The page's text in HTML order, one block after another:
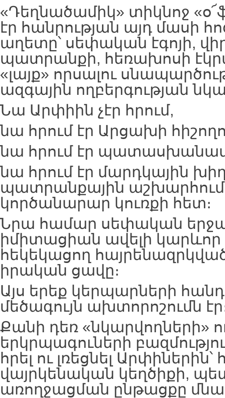
«Դեղնածամիկ» տիկնոջ
էր հանրության այդ մասի
աղետը՝ սեփական էգոյի,
պատրանքի, հեռախոսի
«լայք» որսալու
ազգային ողբերգության
Նա Արփիին չէր հրում,
նա հրում էր Արցախի
նա հրում էր
նա հրում էր մարդկային
պատրանքային աշխարհում
կործանարար կուռքի հետ։
Նրա համար սեփական
իմիտացիան ավելի կարևոր
հեկեկացող
իրական ցավը։
Այս երեք կերպարների
մեծագույն ախտորոշումն
Քանի դեռ «նկարվողների»
երկրպագուների
հրել ու լռեցնել Արփիներին՝
վայրկենական կեղծիքի,
առողջացման ընթացքը